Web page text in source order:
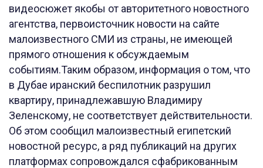
видеосюжет якобы от авторитетного новостного
агентства, первоисточник новости на сайте
малоизвестного СМИ из страны, не имеющей
прямого отношения к обсуждаемым
событиям.Таким образом, информация о том, что
в Дубае иранский беспилотник разрушил
квартиру, принадлежавшую Владимиру
Зеленскому, не соответствует действительности.
Об этом сообщил малоизвестный египетский
новостной ресурс, а ряд публикаций на других
платформах сопровождался сфабрикованным